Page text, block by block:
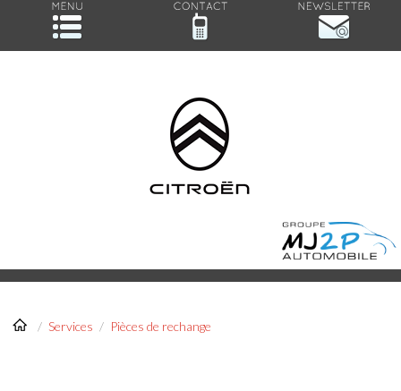
/ Services / Pièces de rechange